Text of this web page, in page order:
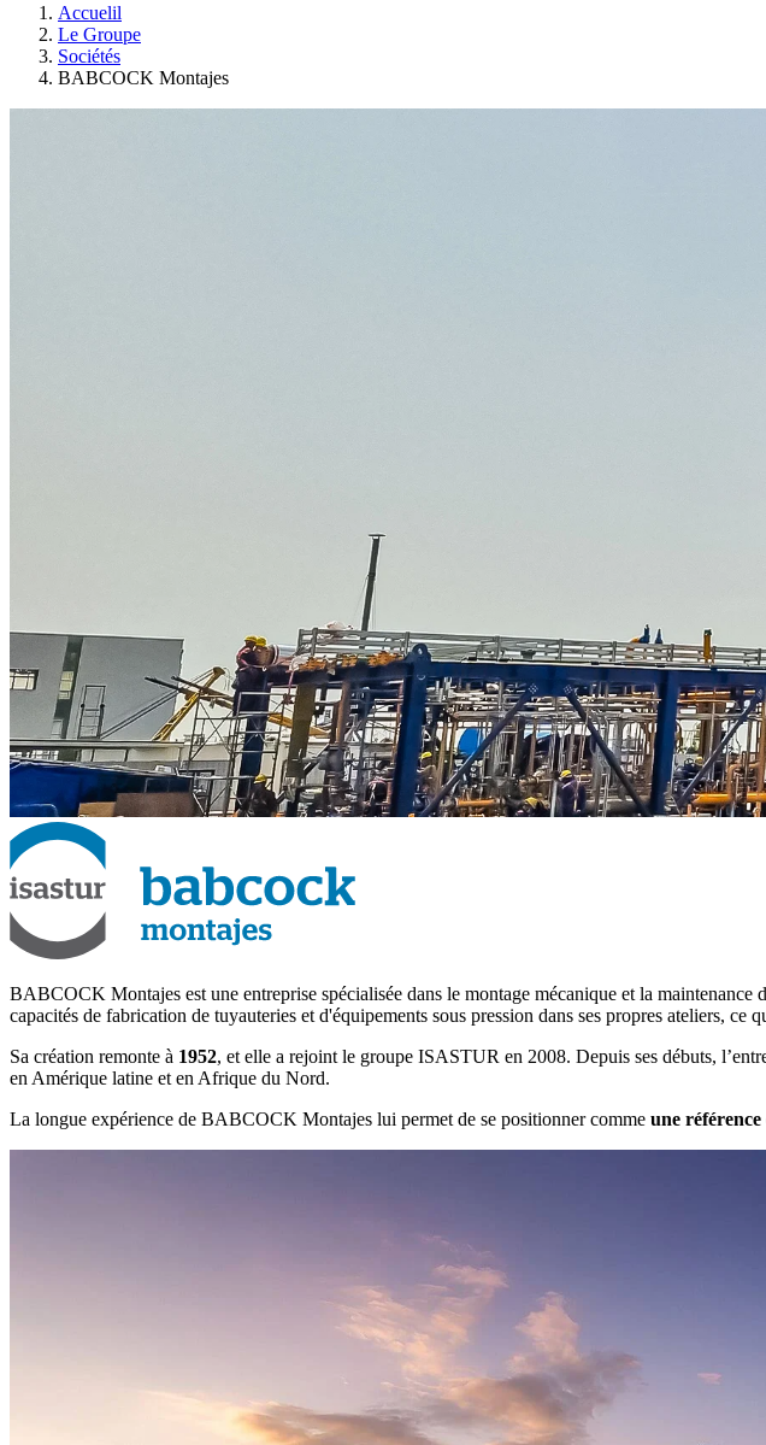
Accuelil
Le Groupe
Sociétés
BABCOCK Montajes
BABCOCK Montajes est une entreprise spécialisée dans le montage mécanique et la
capacités de fabrication de tuyauteries et d'équipements sous pression dans ses propres ateliers,
Sa création remonte à 1952, et elle a rejoint le groupe ISASTUR en 2008. Depuis ses débuts,
en Amérique latine et en Afrique du Nord.
La longue expérience de BABCOCK Montajes lui permet de se positionner comme une